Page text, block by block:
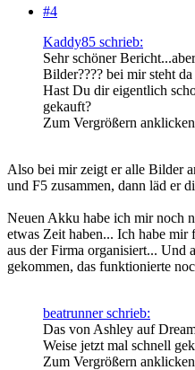
#4
Kaddy85 schrieb:
Sehr schöner
Bilder???? bei mir steht
Hast Du dir eigentlich
gekauft?
Zum Vergrößern
Also bei mir zeigt er alle Bilder
und F5 zusammen, dann läd er
Neuen Akku habe ich mir noch
etwas Zeit haben... Ich habe
aus der Firma organisiert... Und
gekommen, das funktionierte
beatrunner schrieb:
Das von Ashley auf
Weise jetzt mal schnell
Zum Vergrößern